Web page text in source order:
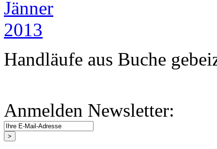
Handläufe aus Buche
Anmelden Newsletter: